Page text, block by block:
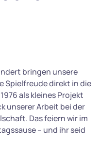
bringen unsere
Spielfreude direkt in die
als kleines Projekt
unserer Arbeit bei der
Das feiern wir im
– und ihr seid